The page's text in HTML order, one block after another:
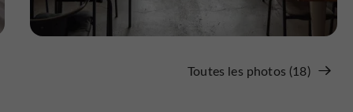
Toutes les photos (18)